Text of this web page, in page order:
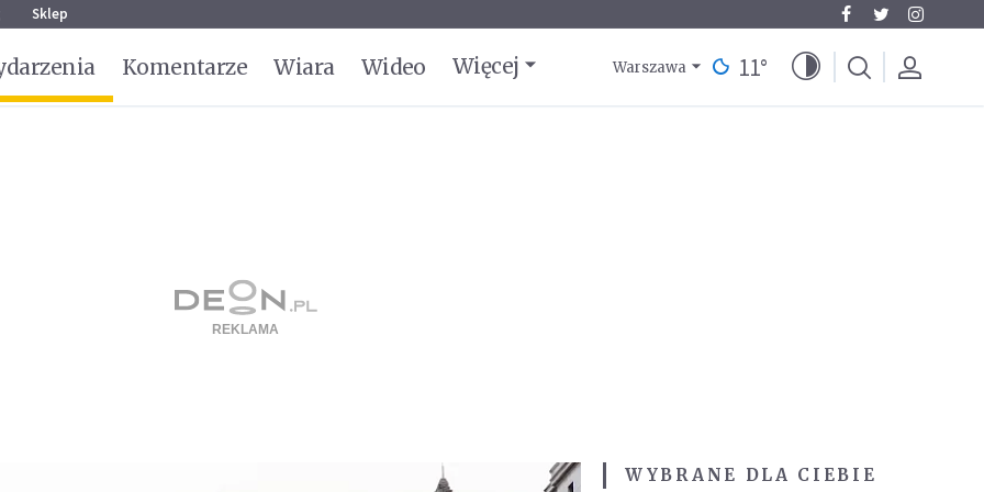
Sklep
Komentarze Wiara Wideo Więcej Warszawa 11°
WYBRANE DLA CIEBIE